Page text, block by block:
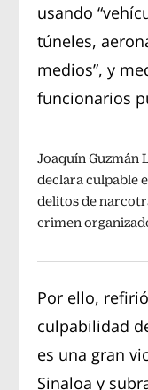
usando
túneles,
medios”, y
funcionarios
Joaquín Guzmán
declara culpable
delitos de
crimen
Por ello,
culpabilidad
es una gran
Sinaloa y